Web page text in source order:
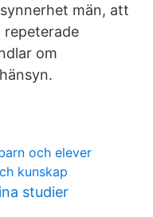
män, att
repeterade
om
och elever
kunskap
studier